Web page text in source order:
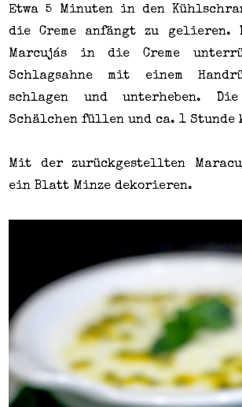
Etwa 5 Minuten in den
die Creme anfängt zu gelieren.
Marcujás in die Creme
Schlagsahne mit einem
schlagen und unterheben.
Schälchen füllen und ca. 1
Mit der zurückgestellten
ein Blatt Minze dekorieren.